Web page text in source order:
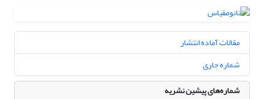
مقالات آماده انتشار
شماره جاری
شماره‌های پیشین نشریه